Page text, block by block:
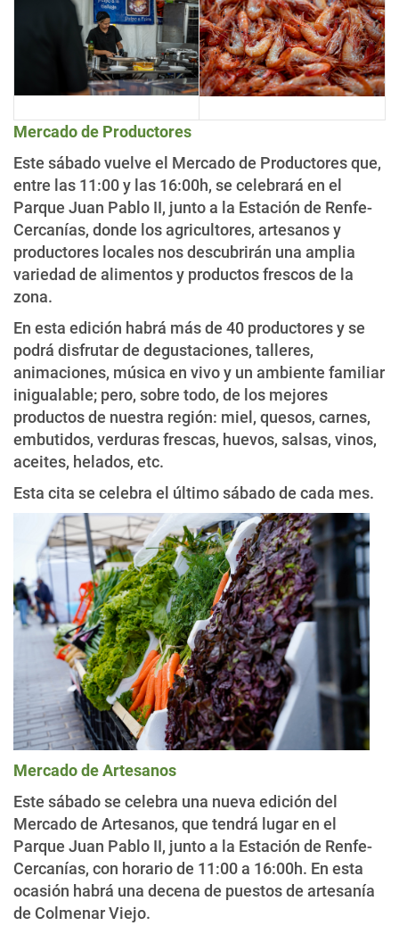
Mercado de Productores
Este sábado vuelve el Mercado de Productores que,
entre las 11:00 y las 16:00h, se celebrará en el
Parque Juan Pablo II, junto a la Estación de Renfe-
Cercanías, donde los agricultores, artesanos y
productores locales nos descubrirán una amplia
variedad de alimentos y productos frescos de la
zona.
En esta edición habrá más de 40 productores y se
podrá disfrutar de degustaciones, talleres,
animaciones, música en vivo y un ambiente familiar
inigualable; pero, sobre todo, de los mejores
productos de nuestra región: miel, quesos, carnes,
embutidos, verduras frescas, huevos, salsas, vinos,
aceites, helados, etc.
Esta cita se celebra el último sábado de cada mes.
Mercado de Artesanos
Este sábado se celebra una nueva edición del
Mercado de Artesanos, que tendrá lugar en el
Parque Juan Pablo II, junto a la Estación de Renfe-
Cercanías, con horario de 11:00 a 16:00h. En esta
ocasión habrá una decena de puestos de artesanía
de Colmenar Viejo.